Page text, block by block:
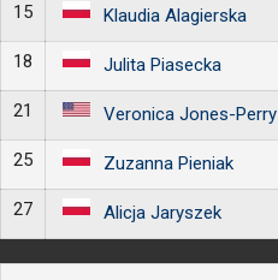
15 Klaudia Alagierska
18 Julita Piasecka
21 Veronica Jones-Perry
25 Zuzanna Pieniak
27 Alicja Jaryszek